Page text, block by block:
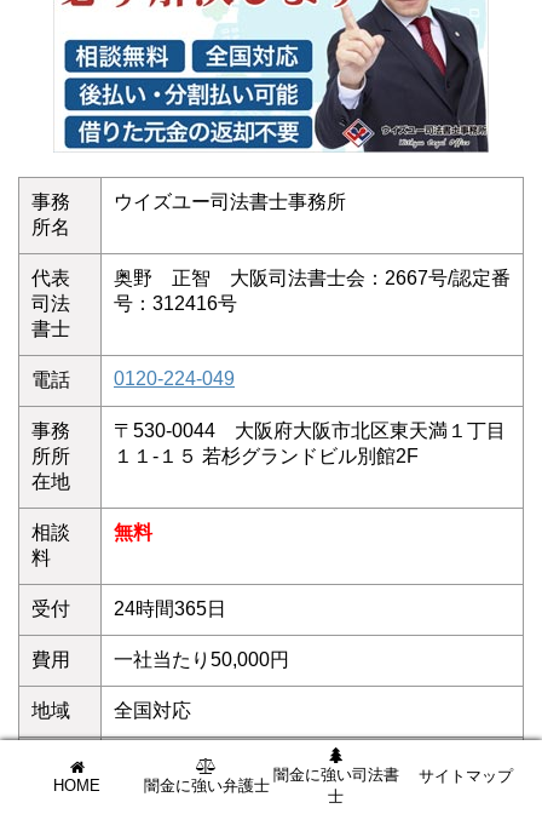
事務
所名
ウイズユー司法書士事務所
代表
司法
書士
奥野 正智 大阪司法書士会：2667号/認定番
号：312416号
電話 0120-224-049
事務
所所
在地
〒530-0044 大阪府大阪市北区東天満１丁目
１１-１５ 若杉グランドビル別館2F
相談
料
無料
受付 24時間365日
費用 一社当たり50,000円
地域 全国対応
分割払い・後払い可能
HOME 闇金に強い弁護士
闇金に強い司法書
士
サイトマップ